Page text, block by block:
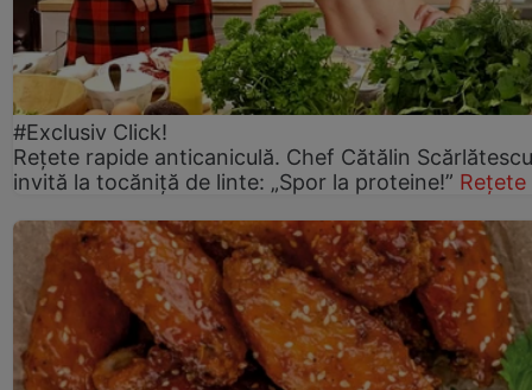
#Exclusiv Click!
Rețete rapide anticaniculă. Chef Cătălin
invită la tocăniță de linte: „Spor la proteine!” Rețete